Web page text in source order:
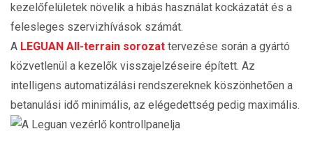
kezelőfelületek növelik a hibás használat kockázatát és a
felesleges szervizhívások számát.
A LEGUAN All-terrain sorozat tervezése során a gyártó
közvetlenül a kezelők visszajelzéseire épített. Az
intelligens automatizálási rendszereknek köszönhetően a
betanulási idő minimális, az elégedettség pedig maximális.